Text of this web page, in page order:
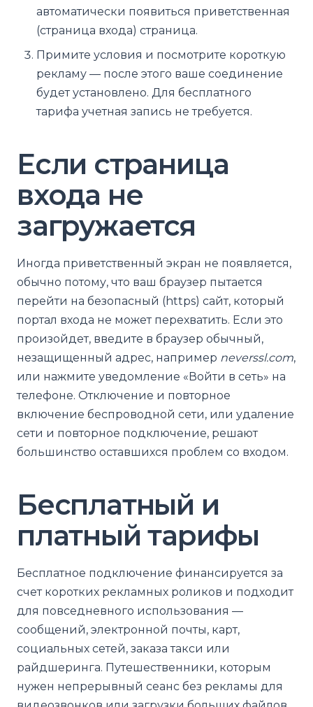
автоматически появиться приветственная
(страница входа) страница.
Примите условия и посмотрите короткую
рекламу — после этого ваше соединение
будет установлено. Для бесплатного
тарифа учетная запись не требуется.
Если страница
входа не
загружается
Иногда приветственный экран не появляется,
обычно потому, что ваш браузер пытается
перейти на безопасный (https) сайт, который
портал входа не может перехватить. Если это
произойдет, введите в браузер обычный,
незащищенный адрес, например neverssl.com,
или нажмите уведомление «Войти в сеть» на
телефоне. Отключение и повторное
включение беспроводной сети, или удаление
сети и повторное подключение, решают
большинство оставшихся проблем со входом.
Бесплатный и
платный тарифы
Бесплатное подключение финансируется за
счет коротких рекламных роликов и подходит
для повседневного использования —
сообщений, электронной почты, карт,
социальных сетей, заказа такси или
райдшеринга. Путешественники, которым
нужен непрерывный сеанс без рекламы для